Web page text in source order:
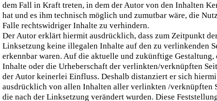
dem Fall in Kraft treten, in dem der Autor von den Inhalten
hat und es ihm technisch möglich und zumutbar wäre, die
Falle rechtswidriger Inhalte zu verhindern.
Der Autor erklärt hiermit ausdrücklich, dass zum Zeitpunkt
Linksetzung keine illegalen Inhalte auf den zu verlinkenden
erkennbar waren. Auf die aktuelle und zukünftige Gestaltung,
Inhalte oder die Urheberschaft der verlinkten/verknüpften
der Autor keinerlei Einfluss. Deshalb distanziert er sich
ausdrücklich von allen Inhalten aller verlinkten /verknüpften
die nach der Linksetzung verändert wurden. Diese